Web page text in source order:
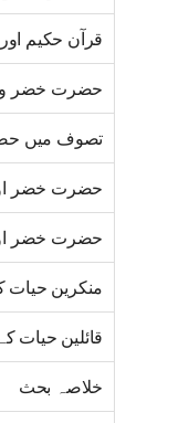
قرآن حکیم
حضرت خضر
تصوف میں
حضرت خضر
حضرت خضر
منکرین حیات
قائلین حیات
خلاصہ بحث